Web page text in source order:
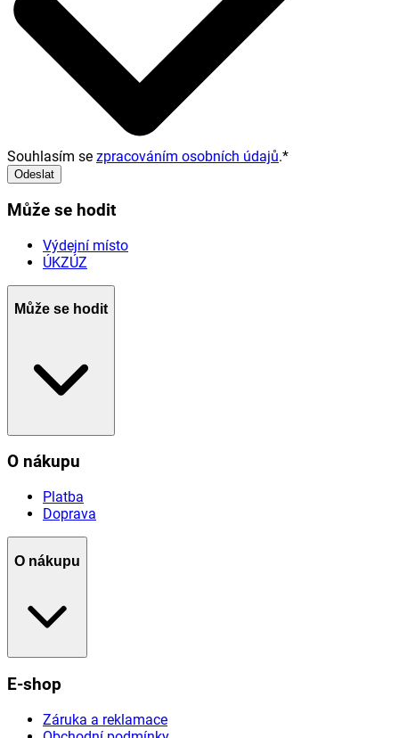
Souhlasím se zpracováním osobních údajů.*
Odeslat
Může se hodit
Výdejní místo
ÚKZÚZ
Může se hodit
O nákupu
Platba
Doprava
O nákupu
E-shop
Záruka a reklamace